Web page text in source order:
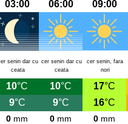
03:00 06:00 09:00
senin dar cu
ceata
cer senin dar cu
ceata
cer senin, fara
nori
10°C 10°C 17°C
9°C 9°C 16°C
0 mm 0 mm 0 mm